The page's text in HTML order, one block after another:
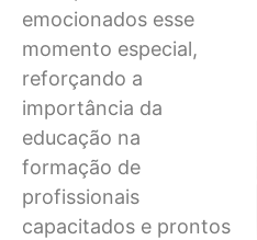
emocionados esse
momento especial,
reforçando a
importância da
educação na
formação de
profissionais
capacitados e prontos